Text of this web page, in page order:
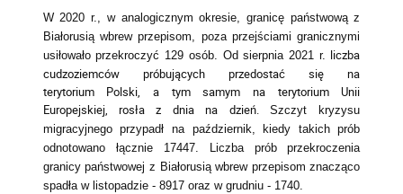
W 2020 r., w analogicznym okresie, granicę państwową z
Białorusią wbrew przepisom, poza przejściami granicznymi
usiłowało przekroczyć 129 osób. Od sierpnia 2021 r. liczba
cudzoziemców próbujących przedostać się na
terytorium Polski, a tym samym na terytorium Unii
Europejskiej, rosła z dnia na dzień.
Szczyt kryzysu
migracyjnego przypadł na październik, kiedy takich prób
odnotowano łącznie 17447. Liczba prób
przekroczenia
granicy państwowej z Białorusią wbrew przepisom znacząco
spadła w listopadzie - 8917 oraz w grudniu - 1740.